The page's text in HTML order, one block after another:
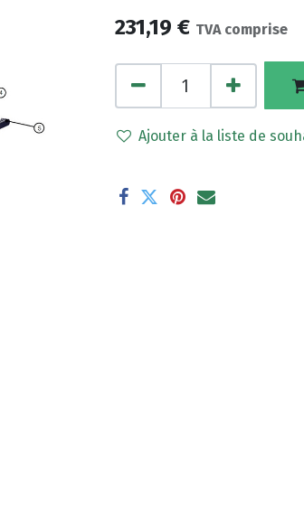
231,19 € TVA comprise
Ajouter à la liste de